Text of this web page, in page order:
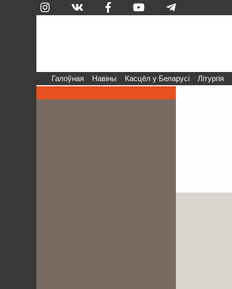
Галоўная Навіны Касцёл у Беларусі Літургія